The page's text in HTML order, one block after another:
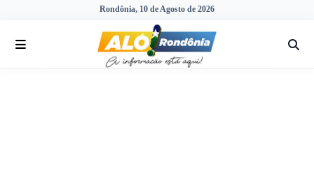
Rondônia, 10 de Agosto de 2026